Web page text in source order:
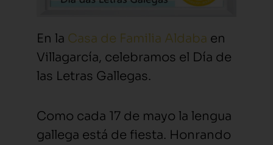
En la Casa de Familia Aldaba en
Villagarcía, celebramos el Día de
las Letras Gallegas.
Como cada 17 de mayo la lengua
gallega está de fiesta. Honrando